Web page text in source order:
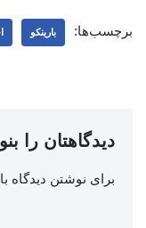
برچسب‌ها: بارینکو
دیدگاهتان را
برای نوشتن دیدگاه